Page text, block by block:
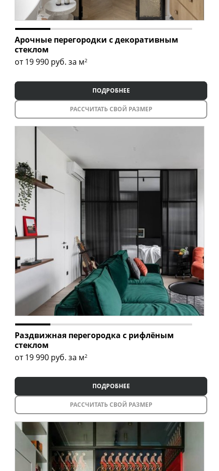
Арочные перегородки с декоративным
стеклом
от 19 990 руб. за м2
ПОДРОБНЕЕ
РАССЧИТАТЬ СВОЙ РАЗМЕР
Раздвижная перегородка с рифлёным
стеклом
от 19 990 руб. за м2
ПОДРОБНЕЕ
РАССЧИТАТЬ СВОЙ РАЗМЕР